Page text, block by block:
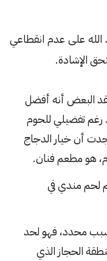
الله على عدم انقطاعي
الإشادة.
البعض أنه أفضل
رغم تفضيلي للحوم
وجدت أن خيار الدجاج
هو مطعم فنان.
لحم مندي في
محدد، فهو لحد
الحجاز الذي